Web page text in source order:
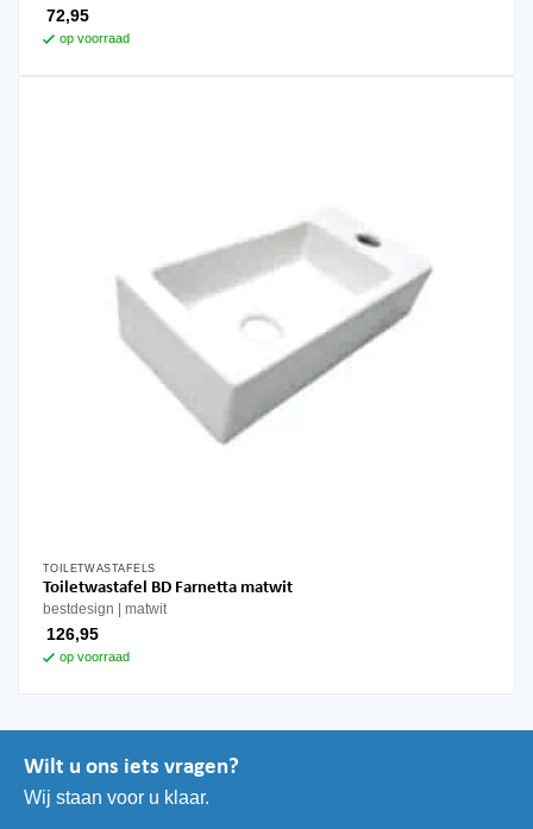
72,95
op voorraad
meerdere
TOILETWASTAFELS
Toiletwastafel BD Farnetta matwit
bestdesign matwit
126,95
op voorraad
Wilt u ons iets vragen?
Wij staan voor u klaar.